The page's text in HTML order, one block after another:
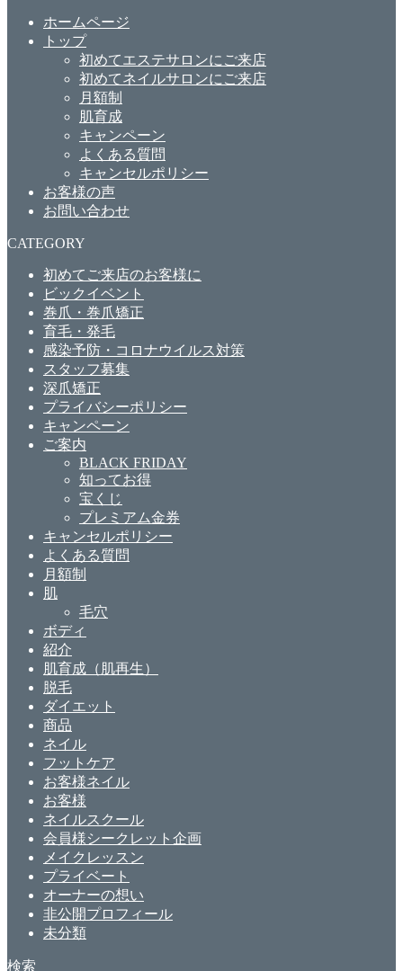
ホームページ
トップ
初めてエステサロンにご来店
初めてネイルサロンにご来店
月額制
肌育成
キャンペーン
よくある質問
キャンセルポリシー
お客様の声
お問い合わせ
CATEGORY
初めてご来店のお客様に
ビックイベント
巻爪・巻爪矯正
育毛・発毛
感染予防・コロナウイルス対策
スタッフ募集
深爪矯正
プライバシーポリシー
キャンペーン
ご案内
BLACK FRIDAY
知ってお得
宝くじ
プレミアム金券
キャンセルポリシー
よくある質問
月額制
肌
毛穴
ボディ
紹介
肌育成（肌再生）
脱毛
ダイエット
商品
ネイル
フットケア
お客様ネイル
お客様
ネイルスクール
会員様シークレット企画
メイクレッスン
プライベート
オーナーの想い
非公開プロフィール
未分類
検索